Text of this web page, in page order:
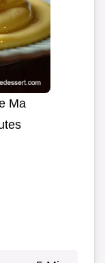
Ma